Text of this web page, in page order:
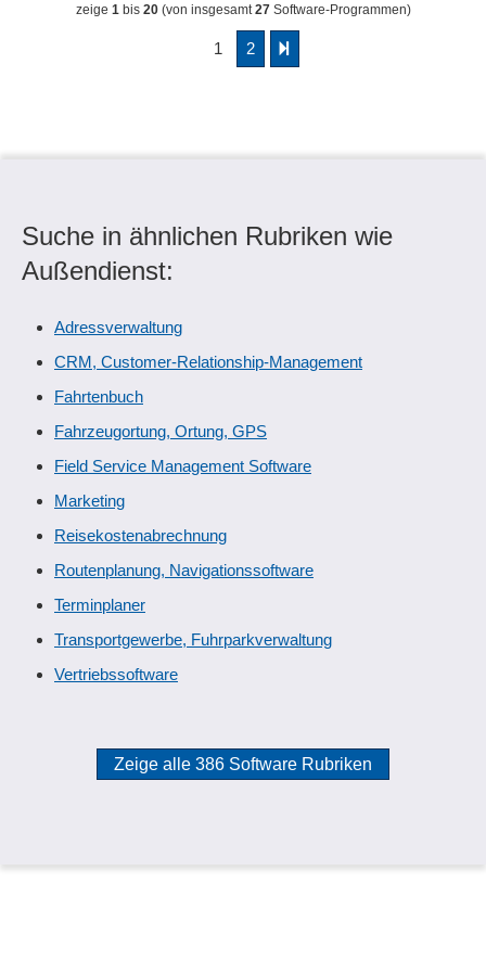
zeige 1 bis 20(von insgesamt 27Software-Programmen)
1 2
Suche in ähnlichen Rubriken wie
Außendienst:
Adressverwaltung
CRM, Customer-Relationship-Management
Fahrtenbuch
Fahrzeugortung, Ortung, GPS
Field Service Management Software
Marketing
Reisekostenabrechnung
Routenplanung, Navigationssoftware
Terminplaner
Transportgewerbe, Fuhrparkverwaltung
Vertriebssoftware
Zeige alle 386 Software Rubriken